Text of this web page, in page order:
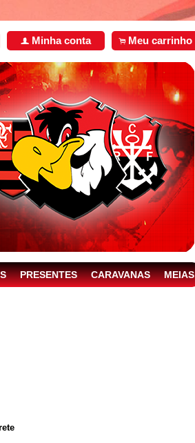
f Minha conta . Meu carrinho
PRESENTES CARAVANAS MEIAS